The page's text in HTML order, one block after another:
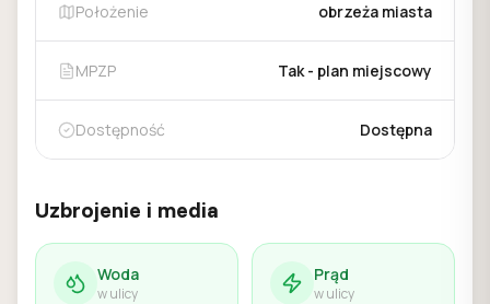
Położenie obrzeża miasta
MPZP Tak - plan miejscowy
Dostępność Dostępna
Uzbrojenie i media
Woda
w ulicy
Prąd
w ulicy